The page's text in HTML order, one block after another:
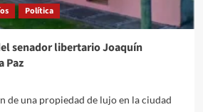
Política
senador libertario Joaquín
Paz
de una propiedad de lujo en la ciudad